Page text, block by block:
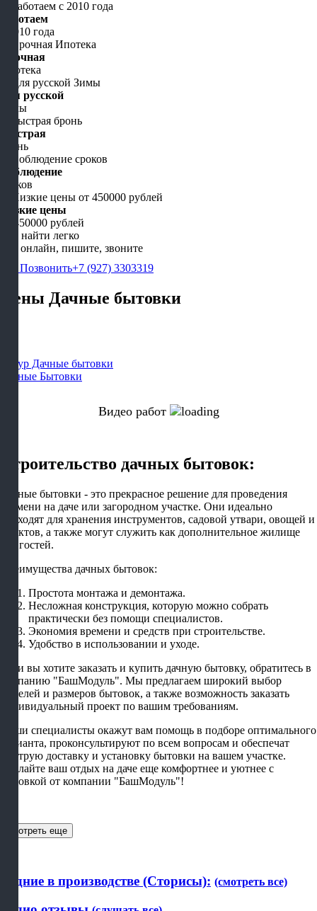
Работаем
с 2010 года
Срочная
Ипотека
Для русской
Зимы
Быстрая
бронь
Соблюдение
сроков
Низкие цены
от 450000 рублей
Нас найти легко
Мы онлайн, пишите, звоните
Позвонить+7 (927) 3303319
Цены Дачные бытовки
Дачные Бытовки
Видео работ
Строительство дачных бытовок:
Дачные бытовки - это прекрасное решение для проведения
времени на даче или загородном участке. Они идеально
подходят для хранения инструментов, садовой утвари, овощей и
фруктов, а также могут служить как дополнительное жилище
для гостей.
Преимущества дачных бытовок:
Простота монтажа и демонтажа.
Несложная конструкция, которую можно собрать
практически без помощи специалистов.
Экономия времени и средств при строительстве.
Удобство в использовании и уходе.
Если вы хотите заказать и купить дачную бытовку, обратитесь в
компанию "БашМодуль". Мы предлагаем широкий выбор
моделей и размеров бытовок, а также возможность заказать
индивидуальный проект по вашим требованиям.
Наши специалисты окажут вам помощь в подборе оптимального
варианта, проконсультируют по всем вопросам и обеспечат
быструю доставку и установку бытовки на вашем участке.
Сделайте ваш отдых на даче еще комфортнее и уютнее с
бытовкой от компании "БашМодуль"!
Смотреть еще
Будние в производстве (Сторисы): (смотреть все)